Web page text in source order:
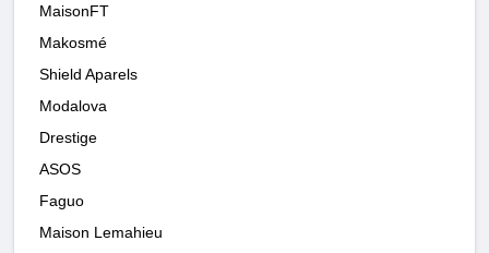
MaisonFT
Makosmé
Shield Aparels
Modalova
Drestige
ASOS
Faguo
Maison Lemahieu